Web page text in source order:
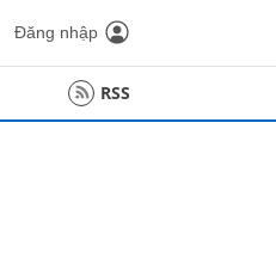
Đăng nhập
RSS